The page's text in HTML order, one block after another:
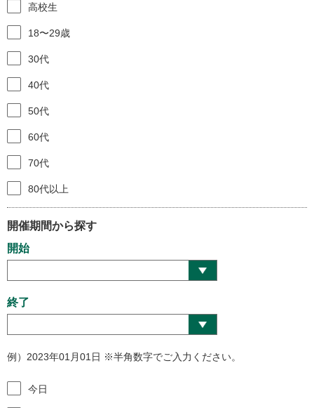
高校生
18〜29歳
30代
40代
50代
60代
70代
80代以上
開催期間から探す
開始
終了
例）2023年01月01日 ※半角数字でご入力ください。
今日